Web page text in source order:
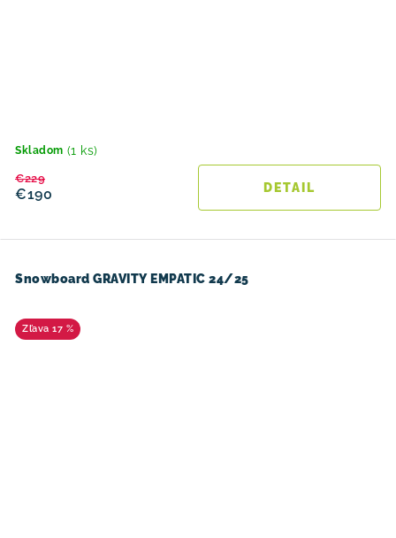
Skladom (1 ks)
€190
€229
DETAIL
Snowboard GRAVITY EMPATIC 24/25
17 %